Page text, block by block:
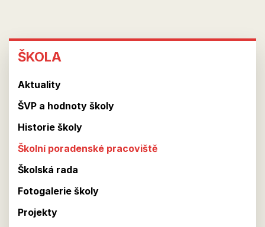
ŠKOLA
ŠKOLA
Aktuality
ŠVP a hodnoty školy
Historie školy
Školní poradenské pracoviště
Školská rada
Fotogalerie školy
Projekty